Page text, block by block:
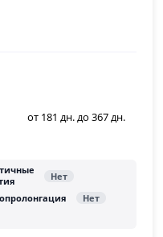
от 181 дн. до 367 дн.